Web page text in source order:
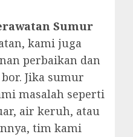
Sumur
kami juga
perbaikan dan
Jika sumur
masalah seperti
air keruh, atau
tim kami